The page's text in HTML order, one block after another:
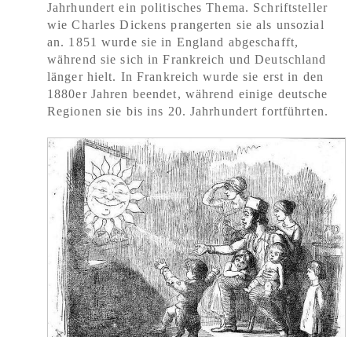
Jahrhundert ein politisches Thema. Schriftsteller
wie Charles Dickens prangerten sie als unsozial
an. 1851 wurde sie in England abgeschafft,
während sie sich in Frankreich und Deutschland
länger hielt. In Frankreich wurde sie erst in den
1880er Jahren beendet, während einige deutsche
Regionen sie bis ins 20. Jahrhundert fortführten.